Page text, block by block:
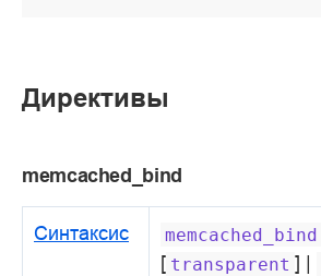
Директивы
memcached_bind
Синтаксис memcached_bind
[ transparent ] |